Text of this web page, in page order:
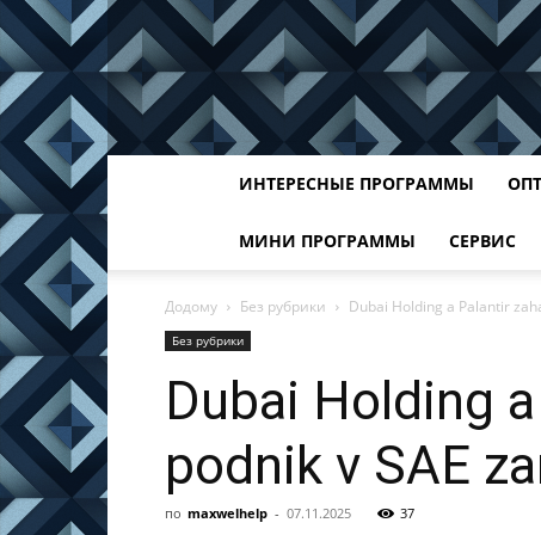
ИНТЕРЕСНЫЕ ПРОГРАММЫ
МИНИ ПРОГРАММЫ СЕРВИС
Додому Без рубрики Dubai Holding a Palantir
Без рубрики
Dubai Holding
podnik v SAE
по maxwelhelp - 07.11.2025 37